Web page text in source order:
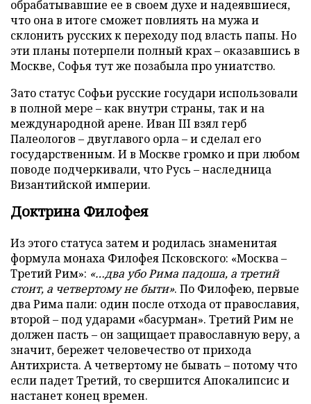
обрабатывавшие ее в своем духе и надеявшиеся,
что она в итоге сможет повлиять на мужа и
склонить русских к переходу под власть папы. Но
эти планы потерпели полный крах – оказавшись в
Москве, Софья тут же позабыла про униатство.
Зато статус Софьи русские государи использовали
в полной мере – как внутри страны, так и на
международной арене. Иван III взял герб
Палеологов – двуглавого орла – и сделал его
государственным. И в Москве громко и при любом
поводе подчеркивали, что Русь – наследница
Византийской империи.
Доктрина Филофея
Из этого статуса затем и родилась знаменитая
формула монаха Филофея Псковского: «Москва –
Третий Рим»: «…два убо Рима падоша, а третий
стоит, а четвертому не быти». По Филофею, первые
два Рима пали: один после отхода от православия,
второй – под ударами «басурман». Третий Рим не
должен пасть – он защищает православную веру, а
значит, бережет человечество от прихода
Антихриста. А четвертому не бывать – потому что
если падет Третий, то свершится Апокалипсис и
настанет конец времен.